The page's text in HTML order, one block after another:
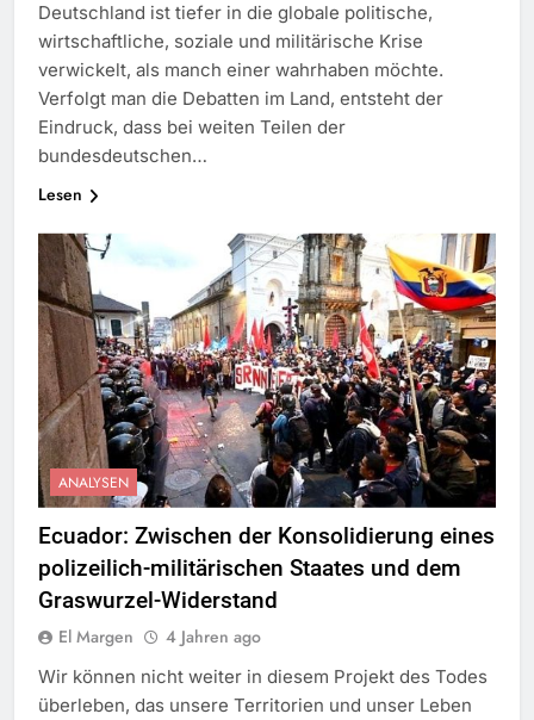
Deutschland ist tiefer in die globale politische,
wirtschaftliche, soziale und militärische Krise
verwickelt, als manch einer wahrhaben möchte.
Verfolgt man die Debatten im Land, entsteht der
Eindruck, dass bei weiten Teilen der
bundesdeutschen…
Lesen
ANALYSEN
Ecuador: Zwischen der Konsolidierung eines
polizeilich-militärischen Staates und dem
Graswurzel-Widerstand
El Margen 4 Jahren ago
Wir können nicht weiter in diesem Projekt des Todes
überleben, das unsere Territorien und unser Leben